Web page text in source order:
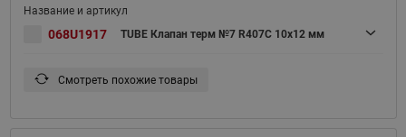
068U1917 TUBE Клапан терм №7 R407C 10x12 мм
Смотреть похожие товары